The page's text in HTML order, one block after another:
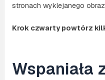
stronach wyklejanego
Krok czwarty powtórz
Wspaniała